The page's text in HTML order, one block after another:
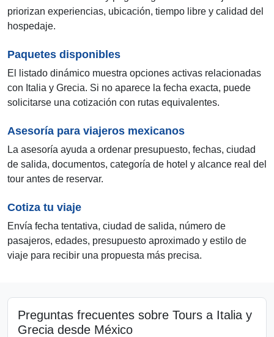
priorizan experiencias, ubicación, tiempo libre y calidad del
hospedaje.
Paquetes disponibles
El listado dinámico muestra opciones activas relacionadas
con Italia y Grecia. Si no aparece la fecha exacta, puede
solicitarse una cotización con rutas equivalentes.
Asesoría para viajeros mexicanos
La asesoría ayuda a ordenar presupuesto, fechas, ciudad
de salida, documentos, categoría de hotel y alcance real del
tour antes de reservar.
Cotiza tu viaje
Envía fecha tentativa, ciudad de salida, número de
pasajeros, edades, presupuesto aproximado y estilo de
viaje para recibir una propuesta más precisa.
Preguntas frecuentes sobre Tours a Italia y
Grecia desde México